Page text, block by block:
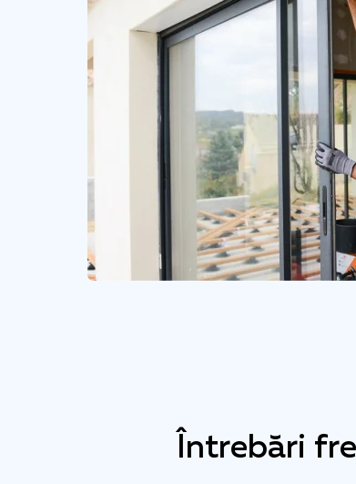
Întrebări